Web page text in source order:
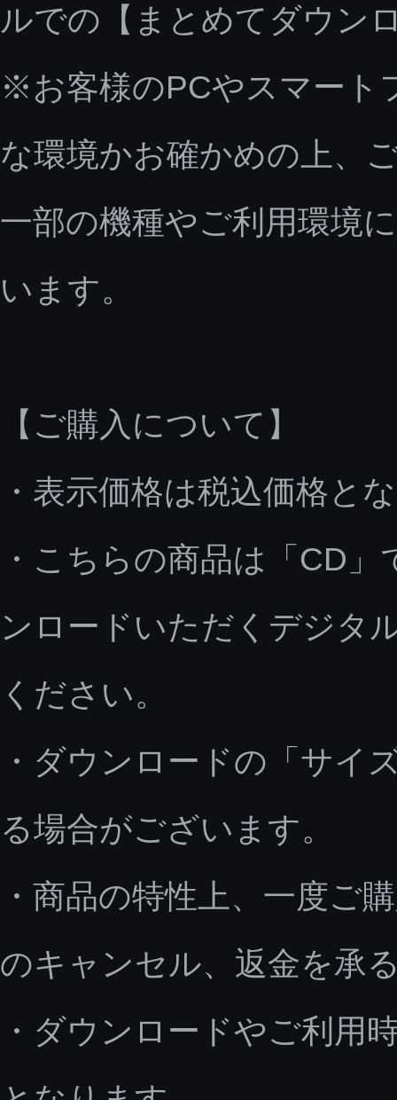
ルでの【まとめてダウン
※お客様のPCやスマート
な環境かお確かめの上、
一部の機種やご利用環境
います。
【ご購入について】
・表示価格は税込価格と
・こちらの商品は「CD
ンロードいただくデジタ
ください。
・ダウンロードの「サイ
る場合がございます。
・商品の特性上、一度ご
のキャンセル、返金を承
・ダウンロードやご利用